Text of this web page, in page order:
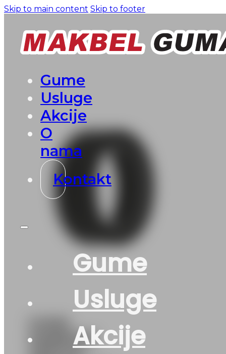
Skip to main content Skip to footer
Gume
Usluge
Akcije
O
nama
Kontakt
Gume
Usluge
Akcije
HANKOOK